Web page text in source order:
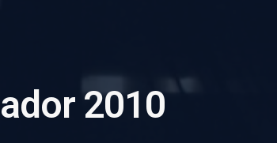
ador2010